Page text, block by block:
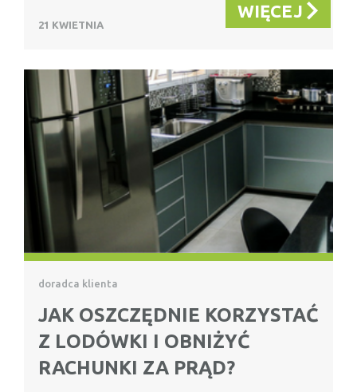
21 KWIETNIA
WIĘCEJ
doradca klienta
JAK OSZCZĘDNIE KORZYSTAĆ
Z LODÓWKI I OBNIŻYĆ
RACHUNKI ZA PRĄD?